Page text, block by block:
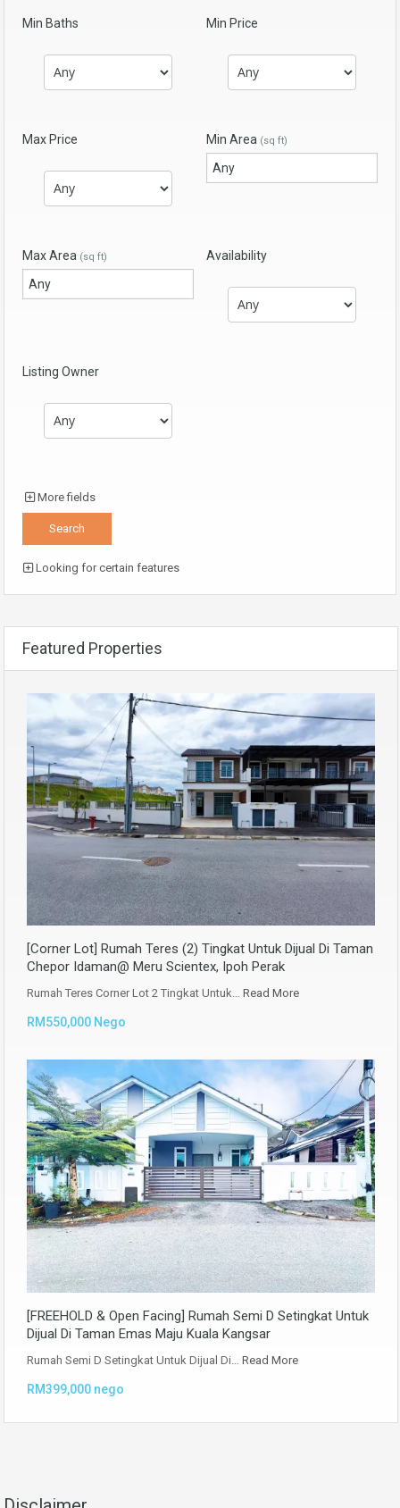
Min Baths Min Price
Max Price Min Area (sq ft)
Max Area (sq ft) Availability
Listing Owner
More fields
Looking for certain features
Featured Properties
[Corner Lot] Rumah Teres (2) Tingkat Untuk Dijual Di Taman
Chepor Idaman@ Meru Scientex, Ipoh Perak
Rumah Teres Corner Lot 2 Tingkat Untuk… Read More
RM550,000 Nego
[FREEHOLD & Open Facing] Rumah Semi D Setingkat Untuk
Dijual Di Taman Emas Maju Kuala Kangsar
Rumah Semi D Setingkat Untuk Dijual Di… Read More
RM399,000 nego